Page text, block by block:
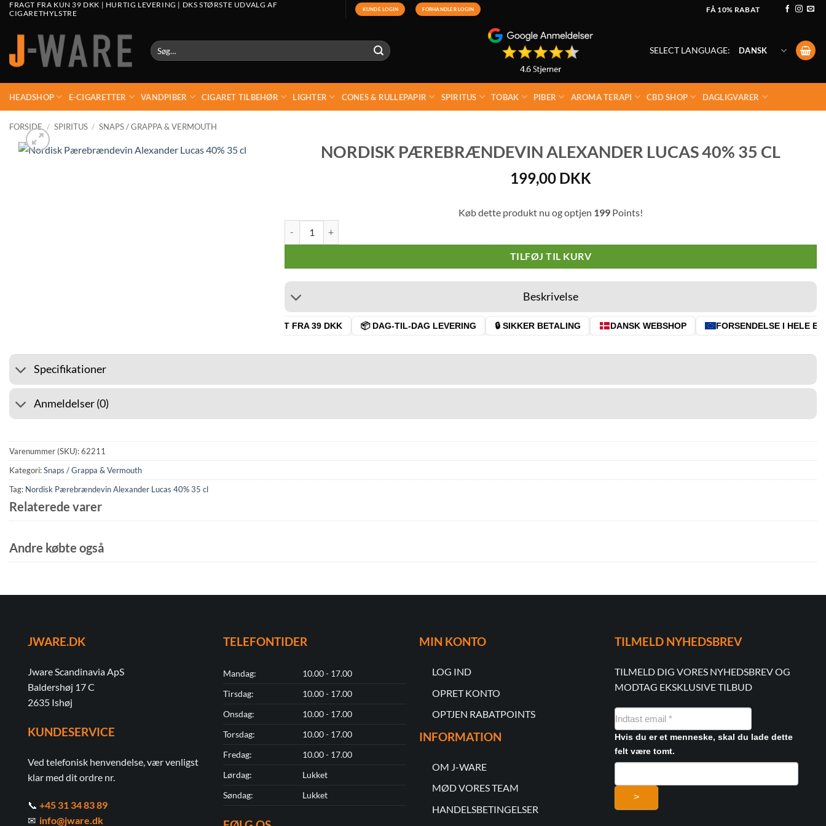
FRAGT FRA KUN 39 DKK | HURTIG LEVERING | DKS STØRSTE UDVALG AF
CIGARETHYLSTRE
KUNDE LOGIN FORHANDLER LOGIN FÅ 10% RABAT
Søg
efter:
SELECT LANGUAGE: DANSK
HEADSHOP E-CIGARETTER VANDPIBER CIGARET TILBEHØR LIGHTER CONES & RULLEPAPIR SPIRITUS TOBAK PIBER AROMA TERAPI CBD SHOP DAGLIGVARER
FORSIDE / SPIRITUS / SNAPS / GRAPPA & VERMOUTH
NORDISK PÆREBRÆNDEVIN ALEXANDER LUCAS 40% 35 CL
199,00 DKK
Køb dette produkt nu og optjen 199 Points!
TILFØJ TIL KURV
Beskrivelse
🚚 FRAGT FRA 39 DKK 📦 DAG-TIL-DAG LEVERING 🔒 SIKKER BETALING DANSK WEBSHOP FORSENDELSE I HELE EU
Specifikationer
Anmeldelser (0)
Varenummer (SKU):62211
Kategori:Snaps / Grappa & Vermouth
Tag: Nordisk Pærebrændevin Alexander Lucas 40% 35 cl
Relaterede varer
Andre købte også
JWARE.DK
Jware Scandinavia ApS
Baldershøj 17 C
2635 Ishøj
KUNDESERVICE
Ved telefonisk henvendelse, vær venligst
klar med dit ordre nr.
📞 +45 31 34 83 89
✉ info@jware.dk
TELEFONTIDER
Mandag:
10.00 - 17.00
Tirsdag:
10.00 - 17.00
Onsdag:
10.00 - 17.00
Torsdag:
10.00 - 17.00
Fredag:
10.00 - 17.00
Lørdag:
Lukket
Søndag:
Lukket
MIN KONTO
LOG IND
OPRET KONTO
OPTJEN RABATPOINTS
INFORMATION
OM J-WARE
MØD VORES TEAM
HANDELSBETINGELSER
TILMELD NYHEDSBREV
TILMELD DIG VORES NYHEDSBREV OG
MODTAG EKSKLUSIVE TILBUD
NYHEDSMAIL
FORMULAR
Hvis du er et menneske, skal du lade dette
felt være tomt.
>